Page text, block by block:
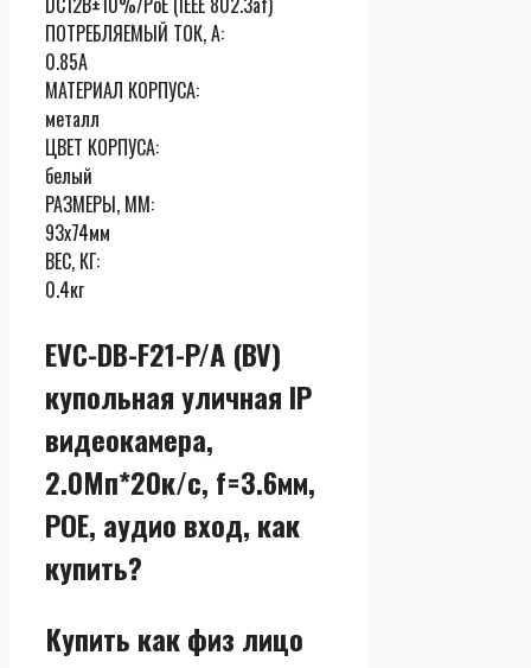
ПОТРЕБЛЯЕМЫЙ ТОК, А:
0.85A
МАТЕРИАЛ КОРПУСА:
металл
ЦВЕТ КОРПУСА:
белый
РАЗМЕРЫ, ММ:
93х74мм
ВЕС, КГ:
0.4кг
EVC-DB-F21-P/A (BV)
купольная уличная IP
видеокамера,
2.0Мп*20к/с, f=3.6мм,
POE, аудио вход, как
купить?
Купить как физ лицо